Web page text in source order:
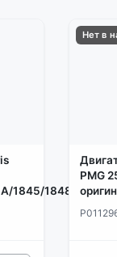
1845/1848/1872/
Нет в
PMG